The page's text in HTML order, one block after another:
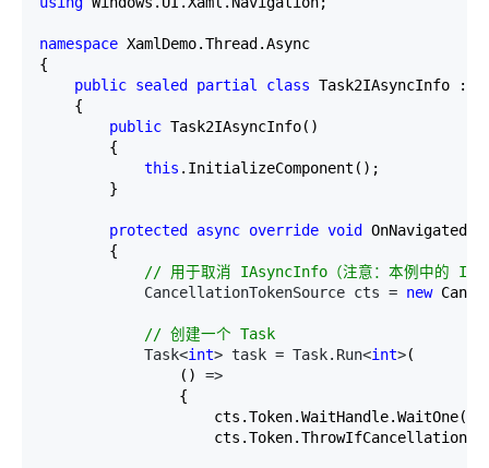
namespace XamlDemo.Thread.Async
{
public sealed partial class Task2IAsyncInfo :
    {
public Task2IAsyncInfo()
        {
this .InitializeComponent();
        }
protected async override void
        {
// 用于取消 IAsyncInfo（注意：本例中的
            CancellationTokenSource cts =
new
// 创建一个 Task
            Task<
int> task = Task.Run<int>(
                ()
=>
                {
                    cts.Token.WaitHandle.WaitOne(